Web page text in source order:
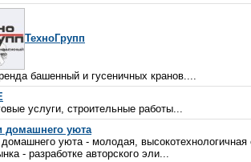
ТехноГрупп
башенный и гусеничных кранов....
услуги, строительные работы...
домашнего уюта
домашнего уюта - молодая,
- разработке авторского эли...